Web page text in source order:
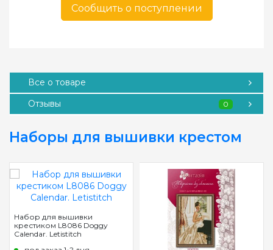
Сообщить о поступлении
Все о товаре
Отзывы
0
Наборы для вышивки крестом
Набор для вышивки
крестиком L8086 Doggy
Calendar. Letistitch